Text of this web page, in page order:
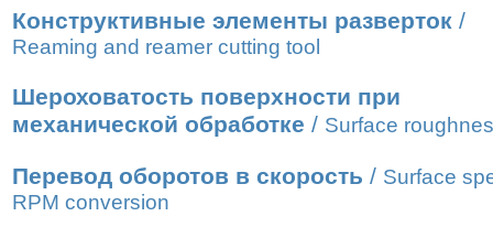
Конструктивные элементы разверток /
Reaming and reamer cutting tool
Шероховатость поверхности при
механической обработке / Surface
Перевод оборотов в скорость / Surface
RPM conversion